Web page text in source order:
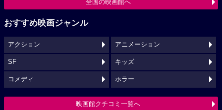
全国の映画館へ
おすすめ映画ジャンル
アクション アニメーション
SF キッズ
コメディ ホラー
映画館クチコミ一覧へ